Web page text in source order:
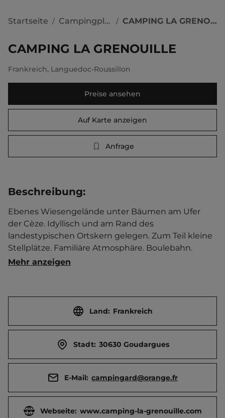
Startseite / Campingplätze / CAMPING LA GRENOUILLE
CAMPING LA GRENOUILLE
Frankreich, Languedoc-Roussillon
Preise ansehen
Auf Karte anzeigen
Anfrage
Beschreibung:
Ebenes Wiesengelände unter Bäumen am Ufer
der Cèze. Idyllisch und am Rand des
landestypischen Ortskern gelegen. Zum Teil kleine
Stellplätze. Familiäre Atmosphäre. Boulebahn.
Touristen-/Dauerstellplätze 50/0.
Mehr anzeigen
Land: Frankreich
Stadt: 30630 Goudargues
E-Mail: campingard@orange.fr
Webseite: www.camping-la-grenouille.com